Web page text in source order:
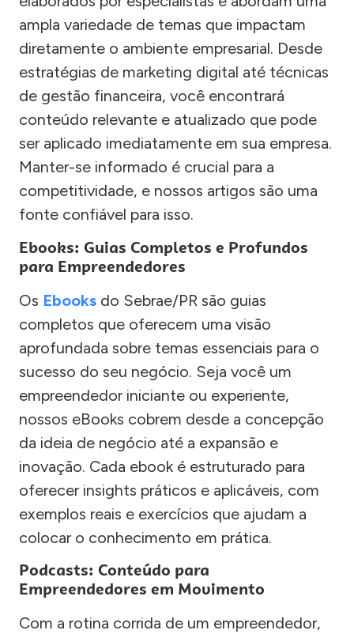
ampla variedade de temas que impactam
diretamente o ambiente empresarial. Desde
estratégias de marketing digital até técnicas
de gestão financeira, você encontrará
conteúdo relevante e atualizado que pode
ser aplicado imediatamente em sua empresa.
Manter-se informado é crucial para a
competitividade, e nossos artigos são uma
fonte confiável para isso.
Ebooks: Guias Completos e Profundos
para Empreendedores
Os Ebooks do Sebrae/PR são guias
completos que oferecem uma visão
aprofundada sobre temas essenciais para o
sucesso do seu negócio. Seja você um
empreendedor iniciante ou experiente,
nossos eBooks cobrem desde a concepção
da ideia de negócio até a expansão e
inovação. Cada ebook é estruturado para
oferecer insights práticos e aplicáveis, com
exemplos reais e exercícios que ajudam a
colocar o conhecimento em prática.
Podcasts: Conteúdo para
Empreendedores em Movimento
Com a rotina corrida de um empreendedor,